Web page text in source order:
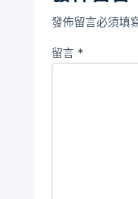
發佈留言必須填
留言 *